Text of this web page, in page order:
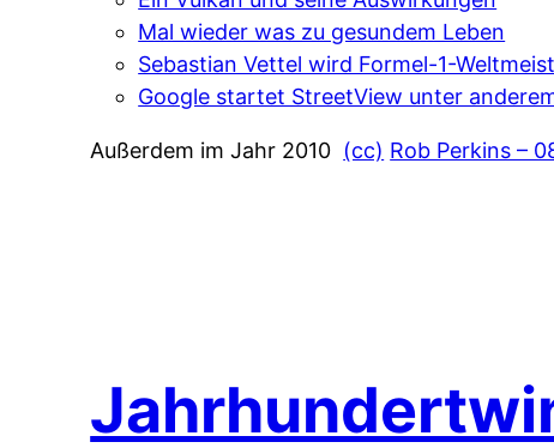
Mal wieder was zu gesundem Leben
Sebastian Vettel wird Formel-1-
Google startet StreetView unter
Außerdem im Jahr 2010 (cc) Rob Perkins –